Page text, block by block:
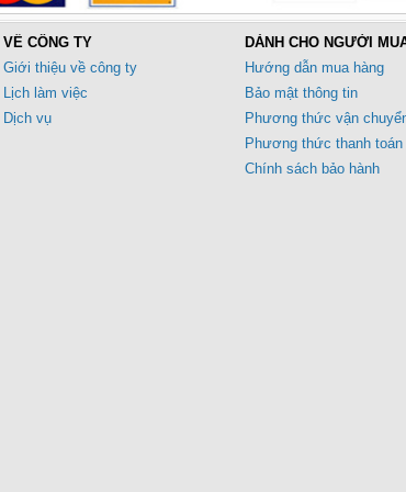
VỀ CÔNG TY
Giới thiệu về công ty
Lịch làm việc
Dịch vụ
DÀNH CHO NGƯỜI
Hướng dẫn mua hàng
Bảo mật thông tin
Phương thức vận
Phương thức thanh toán
Chính sách bảo hành